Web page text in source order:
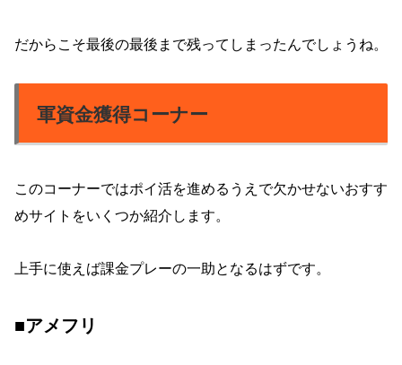
だからこそ最後の最後まで残ってしまったんでしょうね。
軍資金獲得コーナー
このコーナーではポイ活を進めるうえで欠かせないおすす
めサイトをいくつか紹介します。
上手に使えば課金プレーの一助となるはずです。
■アメフリ